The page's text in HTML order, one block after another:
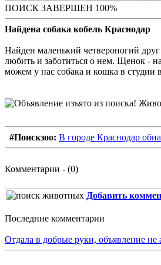
ПОИСК ЗАВЕРШЕН 100%
Найдена собака кобель Краснодар
Найден маленький четвероногий
любить и заботиться о нем. Щенок -
можем у нас собака и кошка в
#Поискзоо: В городе Краснодар
Комментарии - (0)
Добавить
Последние комментарии
Отдала в добрые руки, объявление не